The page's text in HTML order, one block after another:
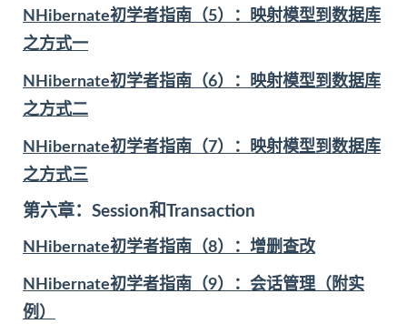
NHibernate初学者指南（5）：映射模型到数据库
之方式一
NHibernate初学者指南（6）：映射模型到数据库
之方式二
NHibernate初学者指南（7）：映射模型到数据库
之方式三
第六章：Session和Transaction
NHibernate初学者指南（8）：增删查改
NHibernate初学者指南（9）：会话管理（附实
例）